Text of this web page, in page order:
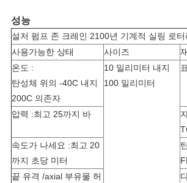
하
세
요
사
이
트
성능
설저 펌프 존 크레인 2100년 기계적 실링 로
사용가능한 상태
사이즈
온도 :
탄성체 위의 -40C 내지
200C 의존자
10 밀리미터 내지
100 밀리미터
압력 :최고 25까지 바
속도가 나세요 :최고 20
까지 초당 미터
끝 유격 /axial 부유물 허